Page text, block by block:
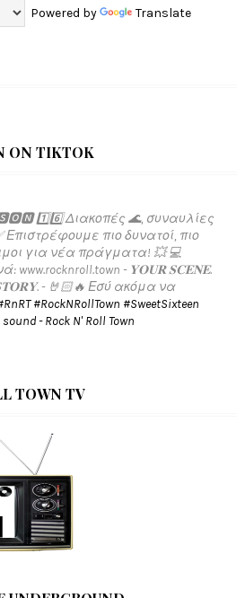
Powered by Translate
ON TIKTOK
1️⃣6️⃣ Διακοπές 🌊, συναυλίες
Επιστρέφουμε πιο δυνατοί, πιο
για νέα πράγματα! 💥 💻
www.rocknroll.town - 𝐘𝐎𝐔𝐑 𝐒𝐂𝐄𝐍𝐄.
- 🤘🏻🔥 Εσύ ακόμα να
#RockNRollTown #SweetSixteen
- Rock N' Roll Town
TOWN TV